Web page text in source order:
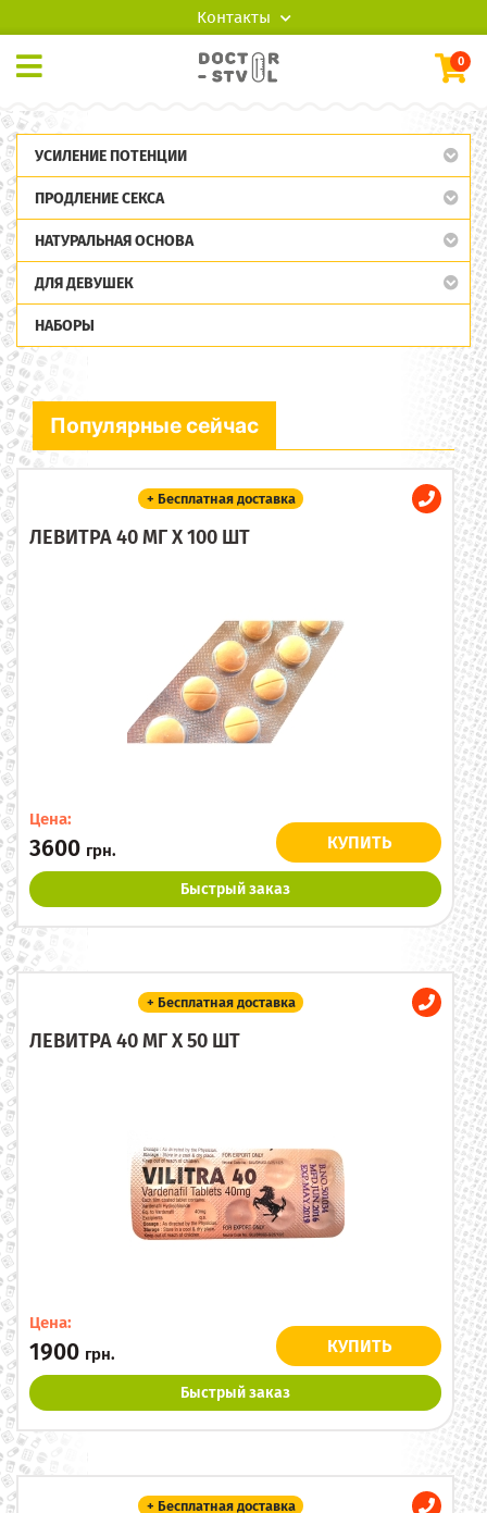
Контакты
0
УСИЛЕНИЕ ПОТЕНЦИИ
ПРОДЛЕНИЕ СЕКСА
НАТУРАЛЬНАЯ ОСНОВА
ДЛЯ ДЕВУШЕК
НАБОРЫ
Популярные сейчас
+ Бесплатная доставка
ЛЕВИТРА 40 МГ X 100 ШТ
Цена:
3600 грн. КУПИТЬ
Быстрый заказ
+ Бесплатная доставка
ЛЕВИТРА 40 МГ X 50 ШТ
Цена:
1900 грн. КУПИТЬ
Быстрый заказ
+ Бесплатная доставка